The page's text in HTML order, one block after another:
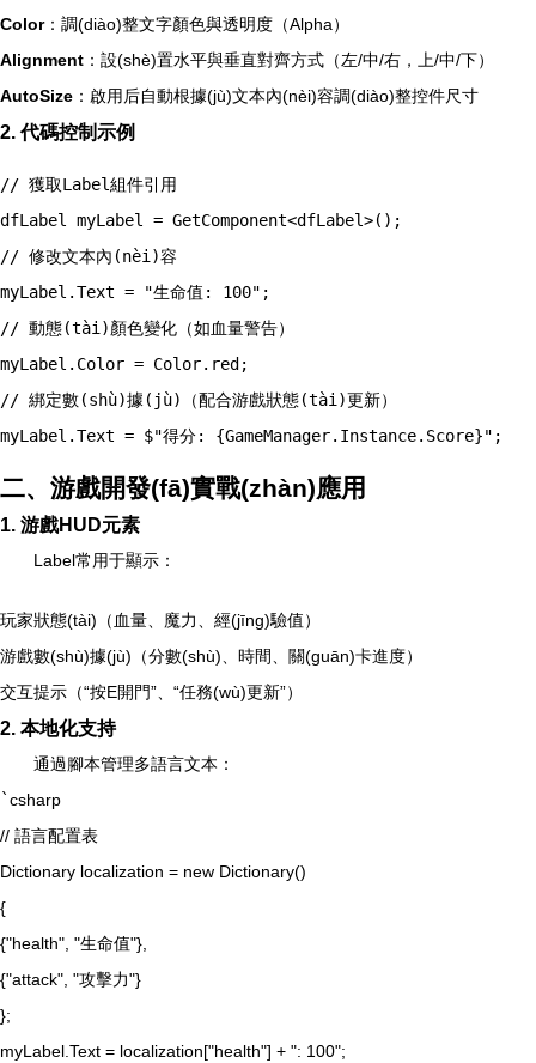
Color：調(diào)整文字顏色與透明度（Alpha）
Alignment ：設(shè)置水平與垂直對齊方式（左/中/右，上/中/下）
AutoSize ：啟用后自動根據(jù)文本內(nèi)容調(diào)整控件尺寸
2. 代碼控制示例
// 獲取Label組件引用
dfLabel myLabel = GetComponent<dfLabel>();
// 修改文本內(nèi)容
myLabel.Text = "生命值: 100";
// 動態(tài)顏色變化（如血量警告）
myLabel.Color = Color.red;
// 綁定數(shù)據(jù)（配合游戲狀態(tài)更新）
myLabel.Text = $"得分: {GameManager.Instance.Score}";
二、游戲開發(fā)實戰(zhàn)應用
1. 游戲HUD元素
Label常用于顯示：
玩家狀態(tài)（血量、魔力、經(jīng)驗值）
游戲數(shù)據(jù)（分數(shù)、時間、關(guān)卡進度）
交互提示（“按E開門”、“任務(wù)更新”）
2. 本地化支持
通過腳本管理多語言文本：
`csharp
// 語言配置表
Dictionary localization = new Dictionary()
{
{"health", "生命值"},
{"attack", "攻擊力"}
};
myLabel.Text = localization["health"] + ": 100";